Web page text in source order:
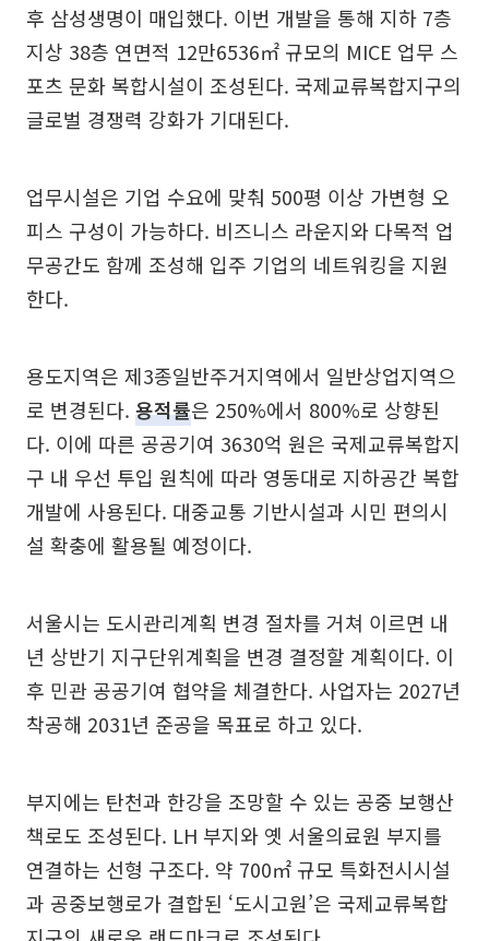
후 삼성생명이 매입했다. 이번 개발을 통해 지하 7층
지상 38층 연면적 12만6536㎡ 규모의 MICE 업무 스
포츠 문화 복합시설이 조성된다. 국제교류복합지구의
글로벌 경쟁력 강화가 기대된다.
업무시설은 기업 수요에 맞춰 500평 이상 가변형 오
피스 구성이 가능하다. 비즈니스 라운지와 다목적 업
무공간도 함께 조성해 입주 기업의 네트워킹을 지원
한다.
용도지역은 제3종일반주거지역에서 일반상업지역으
로 변경된다. 용적률은 250%에서 800%로 상향된
다. 이에 따른 공공기여 3630억 원은 국제교류복합지
구 내 우선 투입 원칙에 따라 영동대로 지하공간 복합
개발에 사용된다. 대중교통 기반시설과 시민 편의시
설 확충에 활용될 예정이다.
서울시는 도시관리계획 변경 절차를 거쳐 이르면 내
년 상반기 지구단위계획을 변경 결정할 계획이다. 이
후 민관 공공기여 협약을 체결한다. 사업자는 2027년
착공해 2031년 준공을 목표로 하고 있다.
부지에는 탄천과 한강을 조망할 수 있는 공중 보행산
책로도 조성된다. LH 부지와 옛 서울의료원 부지를
연결하는 선형 구조다. 약 700㎡ 규모 특화전시시설
과 공중보행로가 결합된 ‘도시고원’은 국제교류복합